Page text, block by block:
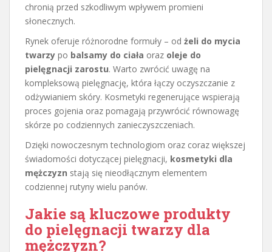
chronią przed szkodliwym wpływem promieni
słonecznych.
Rynek oferuje różnorodne formuły – od żeli do mycia
twarzy po balsamy do ciała oraz oleje do
pielęgnacji zarostu. Warto zwrócić uwagę na
kompleksową pielęgnację, która łączy oczyszczanie z
odżywianiem skóry. Kosmetyki regenerujące wspierają
proces gojenia oraz pomagają przywrócić równowagę
skórze po codziennych zanieczyszczeniach.
Dzięki nowoczesnym technologiom oraz coraz większej
świadomości dotyczącej pielęgnacji, kosmetyki dla
mężczyzn stają się nieodłącznym elementem
codziennej rutyny wielu panów.
Jakie są kluczowe produkty
do pielęgnacji twarzy dla
mężczyzn?